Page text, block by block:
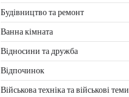
Будівництво та ремонт
Ванна кімната
Відносини та дружба
Відпочинок
Військова техніка та військові теми